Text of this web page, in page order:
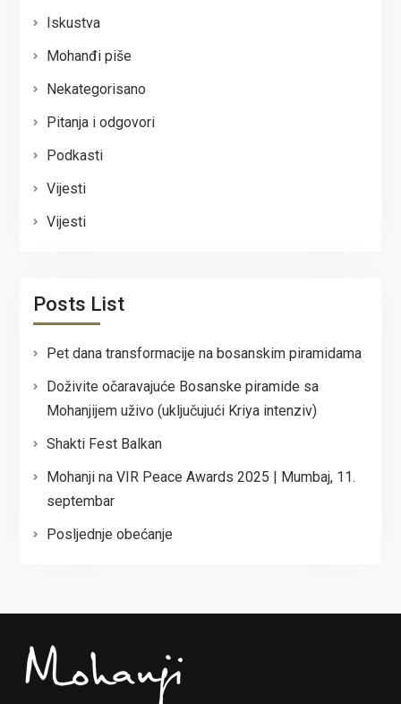
Iskustva
Mohanđi piše
Nekategorisano
Pitanja i odgovori
Podkasti
Vijesti
Vijesti
Posts List
Pet dana transformacije na bosanskim piramidama
Doživite očaravajuće Bosanske piramide sa
Mohanjijem uživo (uključujući Kriya intenziv)
Shakti Fest Balkan
Mohanji na VIR Peace Awards 2025 | Mumbaj, 11.
septembar
Posljednje obećanje